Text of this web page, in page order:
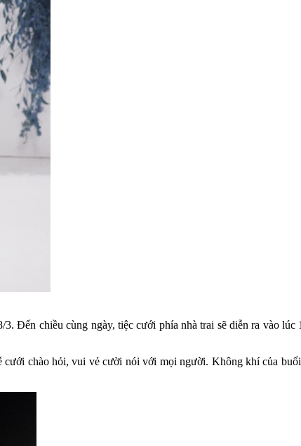
Đến chiều cùng ngày, tiệc cưới phía nhà trai sẽ diễn ra vào
chào hỏi, vui vẻ cười nói với mọi người. Không khí của